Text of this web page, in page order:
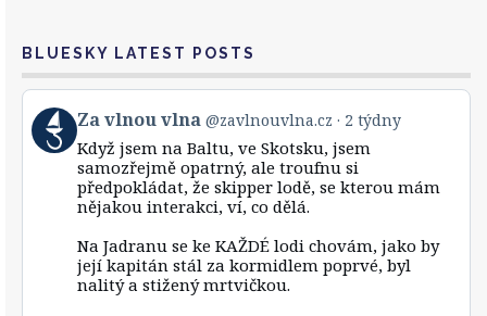
BLUESKY LATEST POSTS
View
post
by
Bluesky
Za vlnou vlna @zavlnouvlna.cz 2 týdny
Když jsem na Baltu, ve Skotsku, jsem
samozřejmě opatrný, ale troufnu si
předpokládat, že skipper lodě, se kterou mám
nějakou interakci, ví, co dělá.
Na Jadranu se ke KAŽDÉ lodi chovám, jako by
její kapitán stál za kormidlem poprvé, byl
nalitý a stižený mrtvičkou.